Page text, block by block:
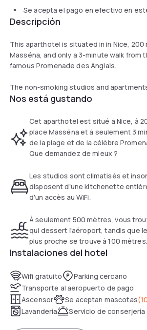
Se acepta el pago en efectivo en
Descripción
This aparthotel is situated in in Nice, 200
Masséna, and only a 3-minute walk from
famous Promenade des Anglais.
The non-smoking studios and
conditioned and soundproofed. They
have WiFi access in the studio free of
towels and weekly cleaning are included.
A Breakfast buffet is available every
that runs to the airport. The hotel is a 15-
Nice Ville Train Station and the nearest
100 metres away. The old town is a 5-
from the property.
Nos está gustando
Cet aparthotel est situé à Nice, à
place Masséna et à seulement 3
de la plage et de la célèbre
Que demandez de mieux ?
Les studios sont climatisés et
disposent d'une kitchenette
d'un accès au WiFi.
À seulement 500 mètres, vous
qui dessert l'aéroport, tandis que
plus proche se trouve à 100 mètres.
Instalaciones del hotel
Wifi gratuito
Parking cercano
Transporte al aeropuerto de pago
Ascensor
Se aceptan mascotas(
Lavandería
Servicio de conserjería